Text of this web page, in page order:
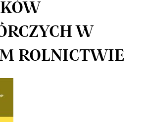
W
ROLNICTWIE